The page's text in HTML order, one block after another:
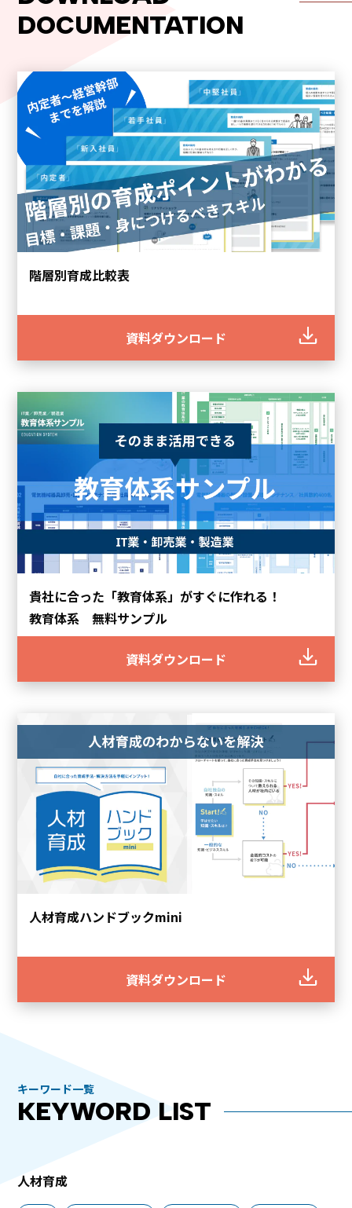
シ
ョ
DOCUMENTATION
階層別育成比較表
資料ダウンロード
貴社に合った「教育体系」がすぐに作れる！
教育体系 無料サンプル
資料ダウンロード
人材育成ハンドブックmini
資料ダウンロード
キーワード一覧
KEYWORD LIST
人材育成